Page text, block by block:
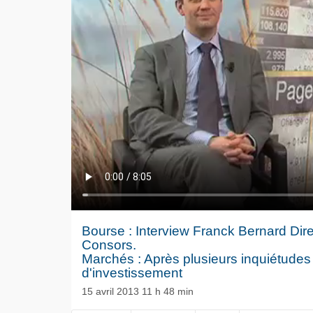
NOW PLAYING
Bourse : Interview Franck Bernard
Consors.
Marchés : Après plusieurs
d'investissement
15 avril 2013 11 h 48 min